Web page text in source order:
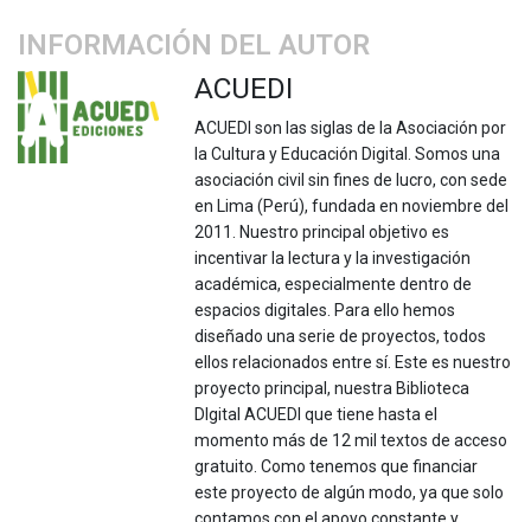
INFORMACIÓN DEL AUTOR
ACUEDI
ACUEDI son las siglas de la Asociación por
la Cultura y Educación Digital. Somos una
asociación civil sin fines de lucro, con sede
en Lima (Perú), fundada en noviembre del
2011. Nuestro principal objetivo es
incentivar la lectura y la investigación
académica, especialmente dentro de
espacios digitales. Para ello hemos
diseñado una serie de proyectos, todos
ellos relacionados entre sí. Este es nuestro
proyecto principal, nuestra Biblioteca
DIgital ACUEDI que tiene hasta el
momento más de 12 mil textos de acceso
gratuito. Como tenemos que financiar
este proyecto de algún modo, ya que solo